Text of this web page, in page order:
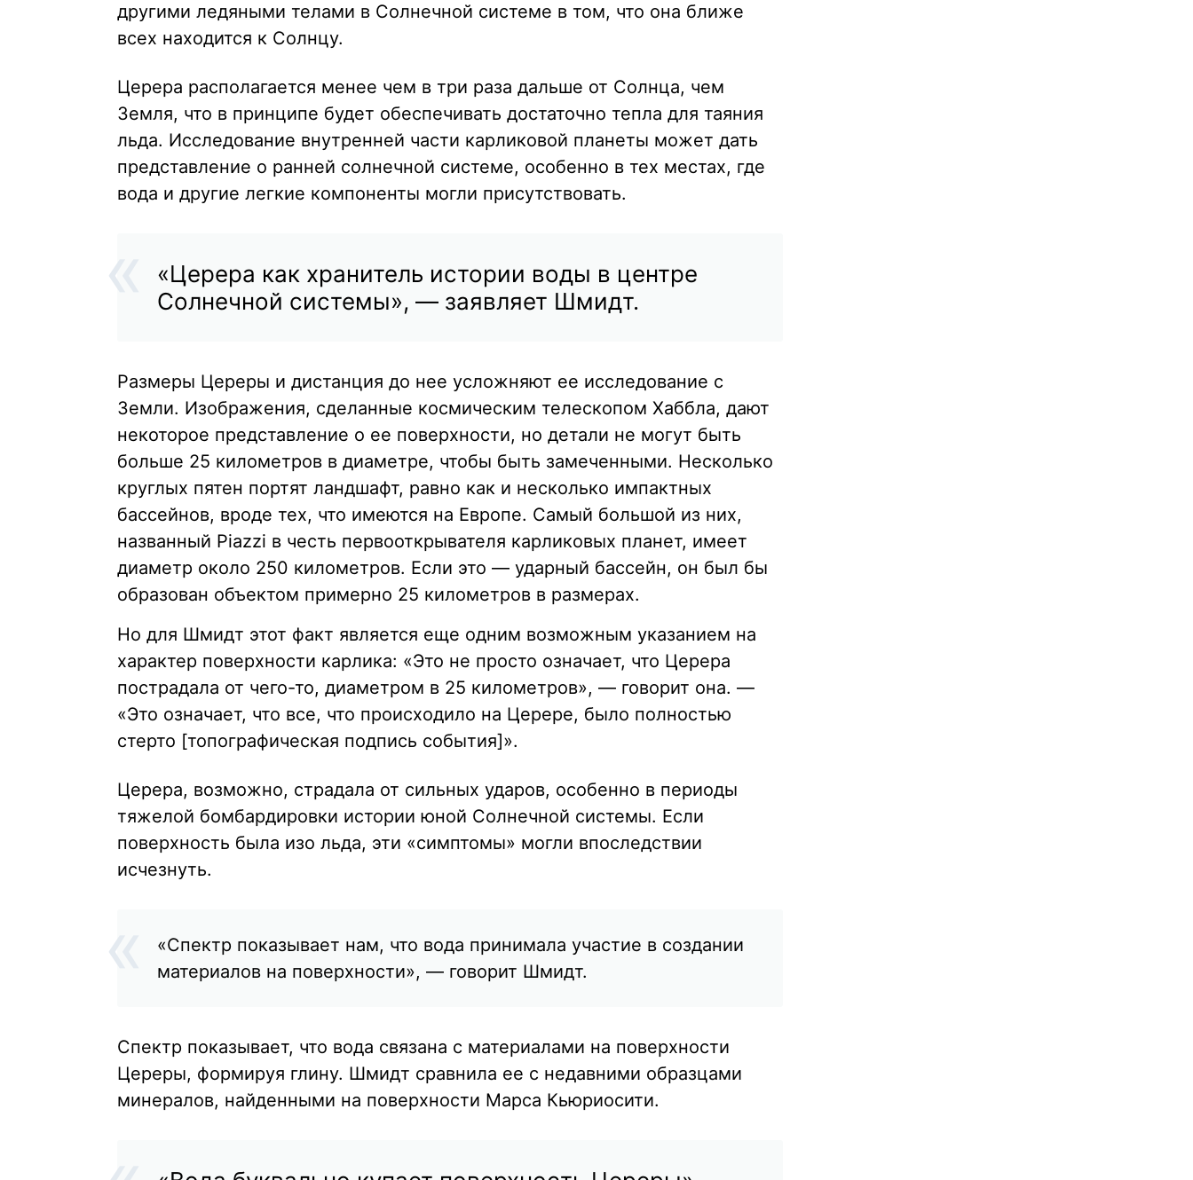
другими ледяными телами в Солнечной системе в том, что она ближе
всех находится к Солнцу.
Церера располагается менее чем в три раза дальше от Солнца, чем
Земля, что в принципе будет обеспечивать достаточно тепла для таяния
льда. Исследование внутренней части карликовой планеты может дать
представление о ранней солнечной системе, особенно в тех местах, где
вода и другие легкие компоненты могли присутствовать.
«Церера как хранитель истории воды в центре
Солнечной системы», — заявляет Шмидт.
Размеры Цереры и дистанция до нее усложняют ее исследование с
Земли. Изображения, сделанные космическим телескопом Хаббла, дают
некоторое представление о ее поверхности, но детали не могут быть
больше 25 километров в диаметре, чтобы быть замеченными. Несколько
круглых пятен портят ландшафт, равно как и несколько импактных
бассейнов, вроде тех, что имеются на Европе. Самый большой из них,
названный Piazzi в честь первооткрывателя карликовых планет, имеет
диаметр около 250 километров. Если это — ударный бассейн, он был бы
образован объектом примерно 25 километров в размерах.
Но для Шмидт этот факт является еще одним возможным указанием на
характер поверхности карлика: «Это не просто означает, что Церера
пострадала от чего-то, диаметром в 25 километров», — говорит она. —
«Это означает, что все, что происходило на Церере, было полностью
стерто [топографическая подпись события]».
Церера, возможно, страдала от сильных ударов, особенно в периоды
тяжелой бомбардировки истории юной Солнечной системы. Если
поверхность была изо льда, эти «симптомы» могли впоследствии
исчезнуть.
«Спектр показывает нам, что вода принимала участие в создании
материалов на поверхности», — говорит Шмидт.
Спектр показывает, что вода связана с материалами на поверхности
Цереры, формируя глину. Шмидт сравнила ее с недавними образцами
минералов, найденными на поверхности Марса Кьюриосити.